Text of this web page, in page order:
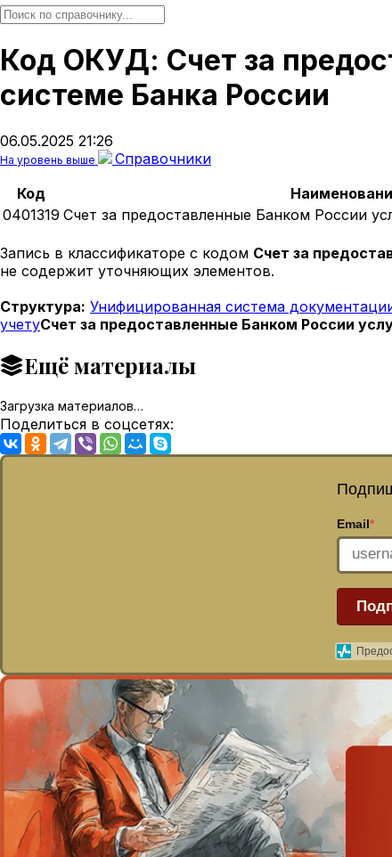
Код ОКУД: Счет за
системе Банка России
06.05.2025 21:26
На уровень выше
Справочники
Код
0401319 Счет за предоставленные Банком России
Запись в классификаторе с кодом Счет за
не содержит уточняющих элементов.
Структура: Унифицированная система
учетуСчет за предоставленные Банком России
Ещё материалы
Загрузка материалов…
Поделиться в соцсетях:
Email*